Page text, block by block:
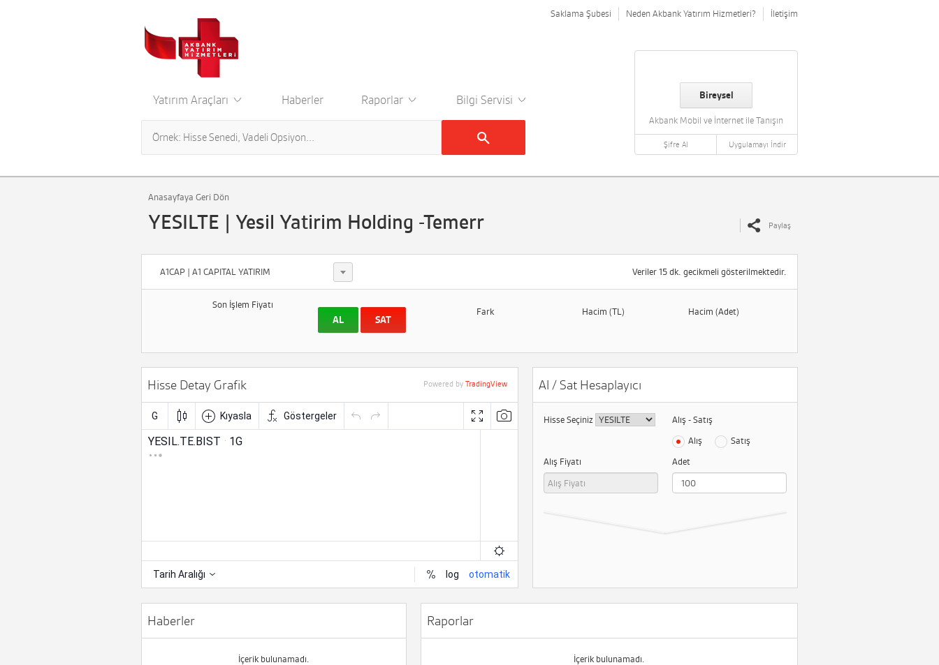
Saklama Şubesi Neden Akbank Yatırım Hizmetleri? İletişim
Bireysel
Akbank Mobil ve İnternet ile Tanışın
Şifre Al Uygulamayı İndir
Yatırım Araçları Haberler Raporlar Bilgi Servisi
Anasayfaya Geri Dön
YESILTE | Yesil Yatirim Holding -Temerr Paylaş
A1CAP | A1 CAPITAL YATIRIM Veriler 15 dk. gecikmeli gösterilmektedir.
Son İşlem Fiyatı
AL SAT
Fark Hacim (TL) Hacim (Adet)
Hisse Detay Grafik Powered by TradingView Al / Sat Hesaplayıcı
Hisse Seçiniz
Alış - Satış
Alış
Satış
Alış Fiyatı
Adet
Haberler
İçerik bulunamadı.
Raporlar
İçerik bulunamadı.